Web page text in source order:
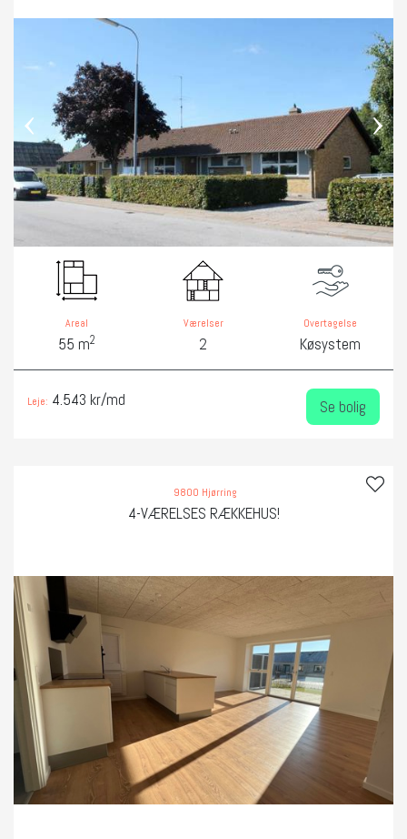
‹ ›
Areal
55 m2
Værelser
2
Overtagelse
Køsystem
Leje: 4.543 kr/md Se bolig
9800 Hjørring
4-VÆRELSES RÆKKEHUS!